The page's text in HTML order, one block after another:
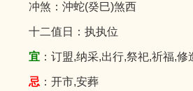
冲煞：沖蛇(癸巳)煞西
十二值日：执执位
宜：订盟,纳采,出行,祭祀,祈福,修
忌 ：开市,安葬